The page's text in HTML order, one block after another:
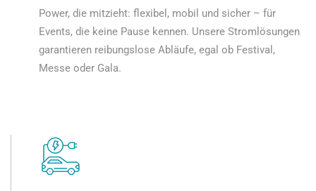
Power, die mitzieht: flexibel, mobil und sicher – für
Events, die keine Pause kennen. Unsere Stromlösungen
garantieren reibungslose Abläufe, egal ob Festival,
Messe oder Gala.